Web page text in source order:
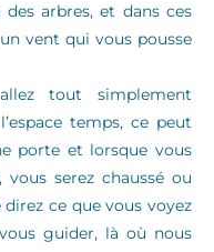
arbres, et dans ces
vent qui vous pousse
tout simplement
temps, ce peut
porte et lorsque vous
serez chaussé ou
ce que vous voyez
guider, là où nous